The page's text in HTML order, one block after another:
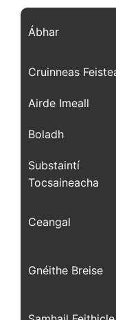
Ábhar
Cruinneas
Airde Imeall
Boladh
Substaintí
Tocsaineacha
Ceangal
Gnéithe Breise